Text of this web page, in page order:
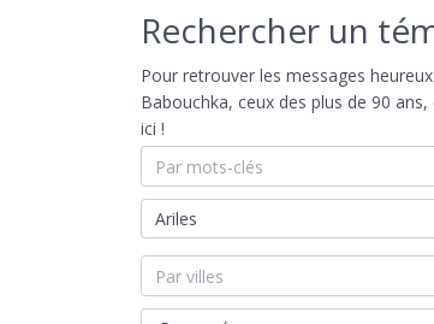
Rechercher un
Pour retrouver les messages
Babouchka, ceux des plus de 90
ici !